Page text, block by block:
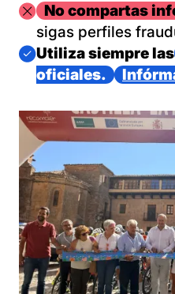
ImagenNo compartas
sigas perfiles
Imagen
Utiliza siempre las
oficiales.